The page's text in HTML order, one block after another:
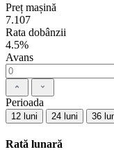
Preț mașină
7.107
Rata dobânzii
4.5%
Avans
Perioada
12 luni 24 luni 36
Rată lunară